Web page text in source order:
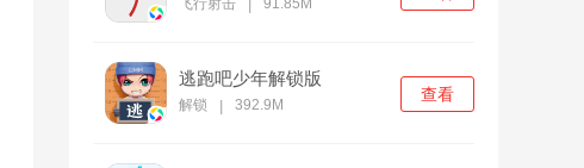
飞行射击 91.85M
逃跑吧少年解锁版
解锁 392.9M
查看